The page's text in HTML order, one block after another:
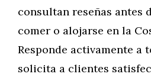
consultan reseñas antes
comer o alojarse en la
Responde activamente a
solicita a clientes